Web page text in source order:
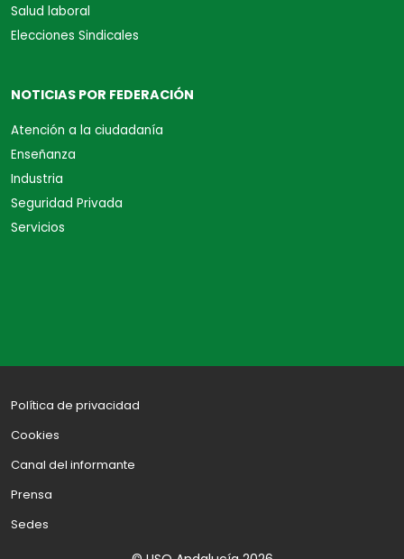
Salud laboral
Elecciones Sindicales
NOTICIAS POR FEDERACIÓN
Atención a la ciudadanía
Enseñanza
Industria
Seguridad Privada
Servicios
Política de privacidad
Cookies
Canal del informante
Prensa
Sedes